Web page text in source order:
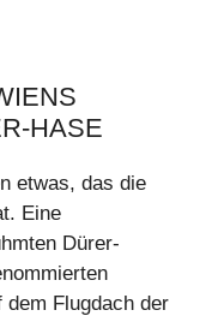
HASE
etwas, das die
Eine
Dürer-
Flugdach der